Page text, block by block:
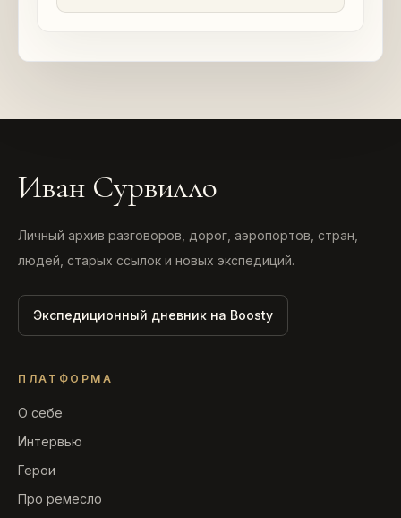
Иван Сурвилло
Личный архив разговоров, дорог, аэропортов, стран,
людей, старых ссылок и новых экспедиций.
Экспедиционный дневник на Boosty
ПЛАТФОРМА
О себе
Интервью
Герои
Про ремесло